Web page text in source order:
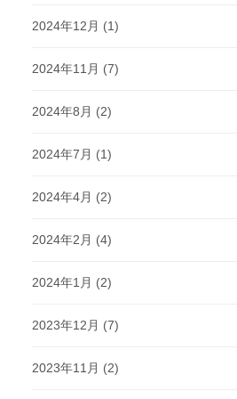
2024年12月 (1)
2024年11月 (7)
2024年8月 (2)
2024年7月 (1)
2024年4月 (2)
2024年2月 (4)
2024年1月 (2)
2023年12月 (7)
2023年11月 (2)